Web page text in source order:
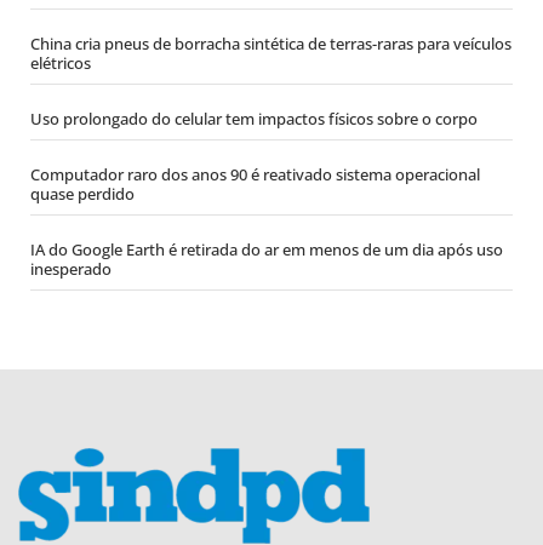
China cria pneus de borracha sintética de terras-raras para veículos
elétricos
Uso prolongado do celular tem impactos físicos sobre o corpo
Computador raro dos anos 90 é reativado sistema operacional
quase perdido
IA do Google Earth é retirada do ar em menos de um dia após uso
inesperado